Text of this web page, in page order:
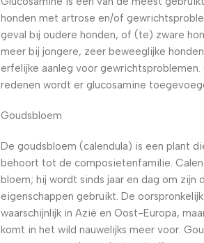
honden met artrose en/of
geval bij oudere honden, of (te) zware
meer bij jongere, zeer beweeglijke
erfelijke aanleg voor
redenen wordt er glucosamine
Goudsbloem
De goudsbloem (calendula) is een plant
behoort tot de composietenfamilie.
bloem; hij wordt sinds jaar en dag om zijn
eigenschappen gebruikt. De
waarschijnlijk in Azië en Oost-Europa,
komt in het wild nauwelijks meer voor.